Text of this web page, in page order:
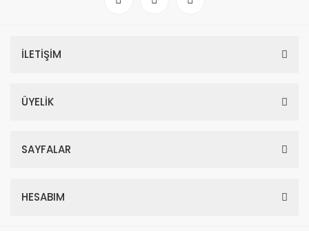
İLETİŞİM
ÜYELİK
SAYFALAR
HESABIM